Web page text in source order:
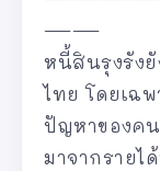
——
หนี้สินรุงรัง
ไทย โดยเฉ
ปัญหาของค
มาจากรายไ